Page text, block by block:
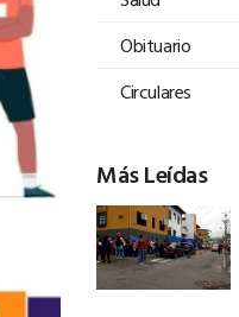
Obituario
Circulares
Más Leídas